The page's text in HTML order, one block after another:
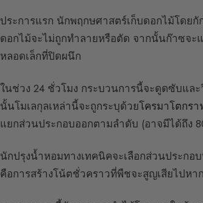
ประการแรก นักพฤกษศาสตร์เก็บดอกไม้โดยกั
ดอกไม้จะไม่ถูกทำลายหรือตัด จากนั้นก๊าซจ
หลอดเล็กที่ปิดผนึก
ในช่วง 24 ชั่วโมง กระบวนการนี้จะดูดซับแล
นั้นโมเลกุลเหล่านี้จะถูกระบุด้วยโครมาโตกร
แยกส่วนประกอบออกตามลำดับ (อาจมีได้ถึง
นักปรุงน้ำหอมทางเทคนิคจะเลือกส่วนประก
คือการสร้างโน้ตชั่วคราวที่พืชจะสูญเสียไปห